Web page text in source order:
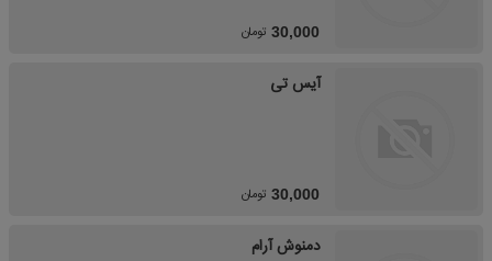
30,000 تومان
آیس تی
30,000 تومان
دمنوش آرام